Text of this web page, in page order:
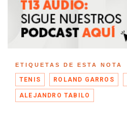
ETIQUETAS DE ESTA NOTA
TENIS ROLAND GARROS
ALEJANDRO TABILO